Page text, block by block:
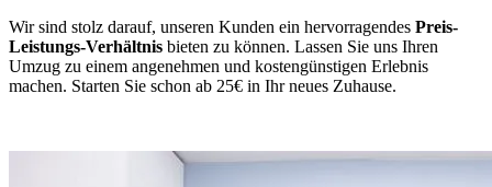
Wir sind stolz darauf, unseren Kunden ein hervorragendes Preis-
Leistungs-Verhältnis bieten zu können. Lassen Sie uns Ihren
Umzug zu einem angenehmen und kostengünstigen Erlebnis
machen. Starten Sie schon ab 25€ in Ihr neues Zuhause.